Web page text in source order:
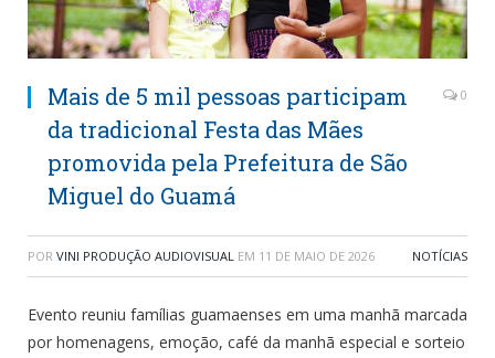
Mais de 5 mil pessoas participam
da tradicional Festa das Mães
promovida pela Prefeitura de São
Miguel do Guamá
0
POR VINI PRODUÇÃO AUDIOVISUAL EM 11 DE MAIO DE 2026 NOTÍCIAS
Evento reuniu famílias guamaenses em uma manhã marcada
por homenagens, emoção, café da manhã especial e sorteio